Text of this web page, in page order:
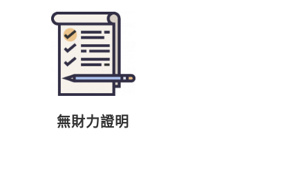
無財力證明